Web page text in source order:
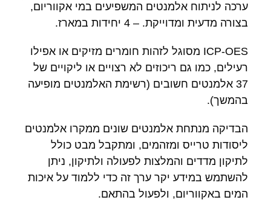
ערכה לניתוח אלמנטים המשפיעים במי אקווריום,
בצורה מדעית ומדוייקת. – 4 יחידות במארז.
ICP-OES מסוגל לזהות חומרים מזיקים או אפילו
רעילים, כמו גם ריכוזים לא רצויים או ליקויים של
37 אלמנטים חשובים (רשימת האלמנטים מופיעה
בהמשך).
הבדיקה מנתחת אלמנטים שונים ממקרו אלמנטים
ליסודות טרייס ומזהמים, ומתקבל מבט כולל
לתיקון מדדים והמלצות לפעולה ולתיקון, ניתן
להשתמש במידע יקר ערך זה כדי ללמוד על איכות
המים באקווריום, ולפעול בהתאם.